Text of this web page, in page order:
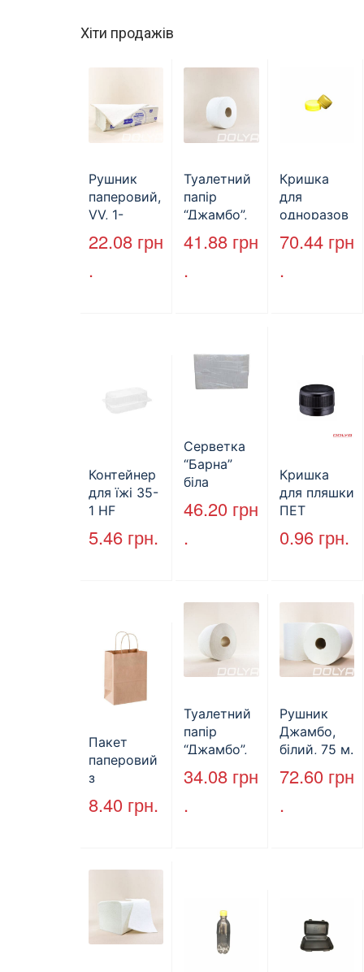
Хіти продажів
Рушник
паперовий,
VV, 1-
шаровий,
макулатура
22.08 грн
.
Туалетний
папір
“Джамбо”,
B2B
Service,
41.88 грн
.
Кришка
для
одноразов
ої пляшки,
ПЕТ,
70.44 грн
.
Контейнер
для їжі 35-
1 HF
227*127*85
мм
5.46 грн.
Серветка
“Барна”
біла
PAPERO
500 шт (6/
46.20 грн
.
Кришка
для пляшки
ПЕТ
стандарт
(КВ-28мм),
0.96 грн.
Пакет
паперовий
з
крученими
ручками,
мм*140 мм.
8.40 грн.
Туалетний
папір
“Джамбо”,
130м.
34.08 грн
.
Рушник
Джамбо,
білий, 75 м.
72.60 грн
.